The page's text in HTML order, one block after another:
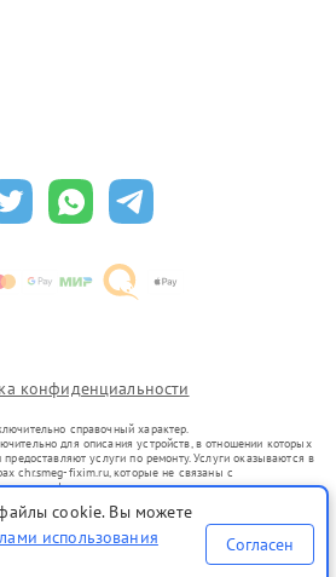
конфиденциальности
справочный характер.
для описания устройств, в отношении которых
услуги по ремонту. Услуги оказываются в
chr.smeg-fixim.ru, которые не связаны с
или их официальными представителями.
уже введенных в гражданский оборот в соответствии
цели индивидуализации услуг или введения
для информирования о предоставляемых услугах по
не является публичной офертой, определяемой
cookie. Вы можете
использования
Согласен